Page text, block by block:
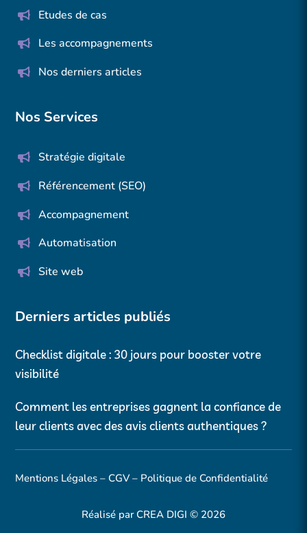
Etudes de cas
Les accompagnements
Nos derniers articles
Nos Services
Stratégie digitale
Référencement (SEO)
Accompagnement
Automatisation
Site web
Derniers articles publiés
Checklist digitale : 30 jours pour booster votre
visibilité
Comment les entreprises gagnent la confiance de
leur clients avec des avis clients authentiques ?
Mentions Légales – CGV – Politique de Confidentialité
Réalisé par CREA DIGI © 2026